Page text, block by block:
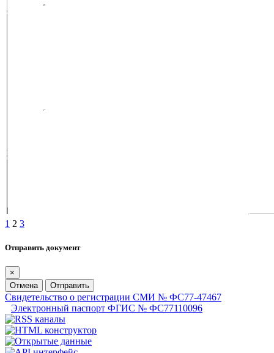
1 2 3
Отправить документ
×
Отмена
Отправить
Свидетельство о регистрации СМИ № ФС77-47467
Электронный паспорт ФГИС № ФС77110096